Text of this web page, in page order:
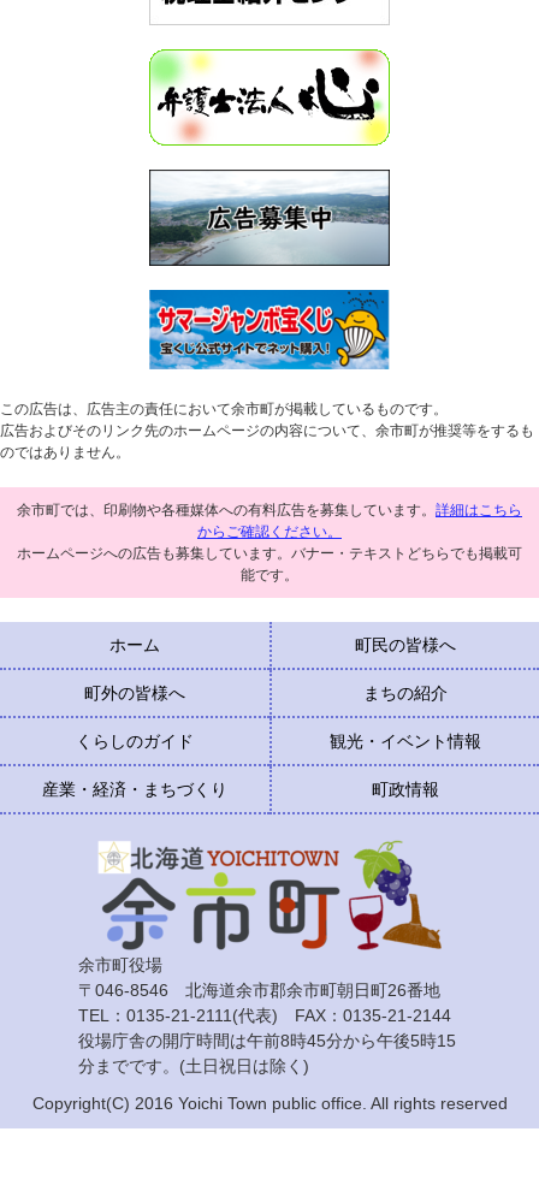
この広告は、広告主の責任において余市町が掲載しているものです。
広告およびそのリンク先のホームページの内容について、余市町が推奨等をするも
のではありません。
余市町では、印刷物や各種媒体への有料広告を募集しています。 詳細はこちら
からご確認ください。
ホームページへの広告も募集しています。バナー・テキストどちらでも掲載可
能です。
ホーム 町民の皆様へ
町外の皆様へ まちの紹介
くらしのガイド 観光・イベント情報
産業・経済・まちづくり 町政情報
余市町役場
〒046-8546 北海道余市郡余市町朝日町26番地
TEL：0135-21-2111(代表) FAX：0135-21-2144
役場庁舎の開庁時間は午前8時45分から午後5時15
分までです。(土日祝日は除く)
Copyright(C) 2016 Yoichi Town public office. All rights reserved